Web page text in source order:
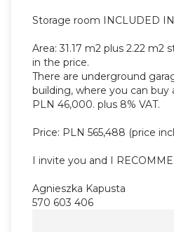
Storage room INCLUDED
Area: 31.17 m2 plus 2.22 m2
in the price.
There are underground
building, where you can buy
PLN 46,000. plus 8% VAT.
Price: PLN 565,488 (price
I invite you and I
Agnieszka Kapusta
570 603 406